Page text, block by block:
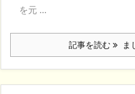
を元 ...
記事を読む ま